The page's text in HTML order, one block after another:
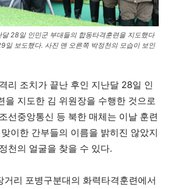
28일 인민군 부대들의 합동타격훈련을 지도했다
일 보도했다. 사진 맨 오른쪽 박정천의 모습이 보인
리 조치가 끝난 후인 지난달 28일 인
을 지도한 김 위원장을 수행한 것으로
선중앙통신 등 북한 매체는 이날 훈련
이한 간부들의 이름을 밝히진 않았지
천의 얼굴을 찾을 수 있다.
리 포병구분대의 화력타격훈련에서